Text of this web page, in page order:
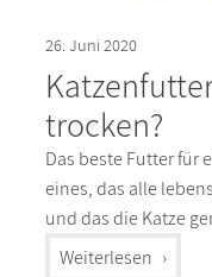
26. Juni 2020
trocken?
Das beste Futter für
eines, das alle
und das die Katze
Weiterlesen "%s"